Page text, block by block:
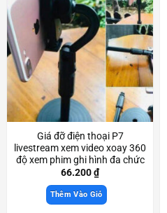
Giá đỡ điện thoại P7
livestream xem video xoay 360
độ xem phim ghi hình đa chức
năng Scd3311
66.200₫
Thêm Vào Giỏ